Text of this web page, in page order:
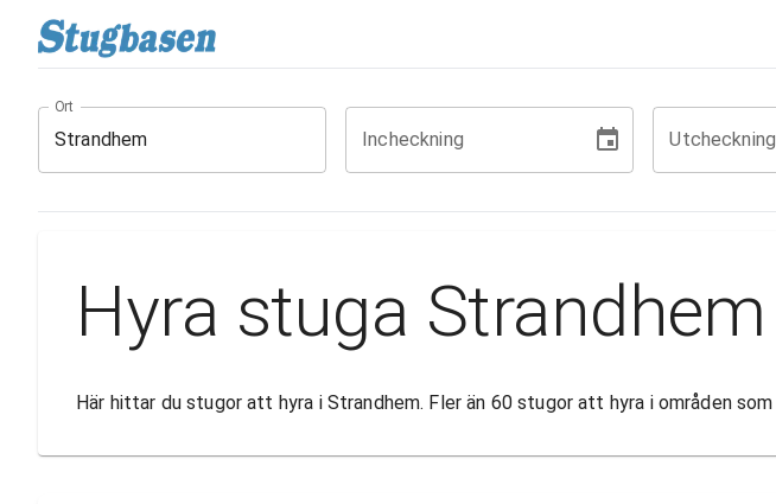
Ort
Incheckning Utcheckning
Hyra stuga Strandhem
Här hittar du stugor att hyra i Strandhem. Fler än 60 stugor att hyra i områden som